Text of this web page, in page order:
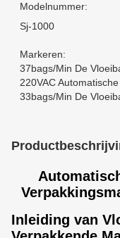
Modelnummer:
Sj-1000
Markeren:
37bags/min De
220VAC
33bags/min De
Inleiding van